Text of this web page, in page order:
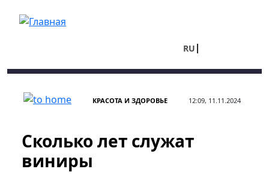
RU
КРАСОТА И ЗДОРОВЬЕ 12:09, 11.11.2024
Сколько лет служат
виниры